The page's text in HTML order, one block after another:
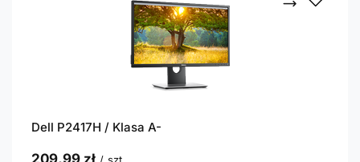
Dell P2417H / Klasa A-
209,99 zł